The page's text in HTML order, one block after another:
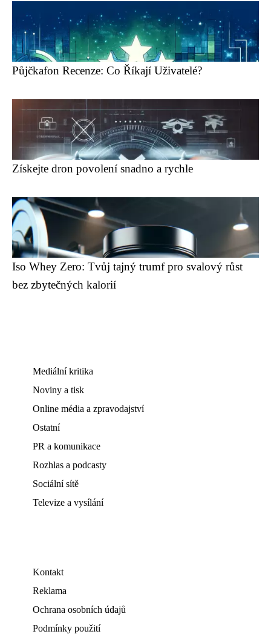
Půjčkafon Recenze: Co Říkají Uživatelé?
Získejte dron povolení snadno a rychle
Iso Whey Zero: Tvůj tajný trumf pro svalový růst
bez zbytečných kalorií
Mediální kritika
Noviny a tisk
Online média a zpravodajství
Ostatní
PR a komunikace
Rozhlas a podcasty
Sociální sítě
Televize a vysílání
Kontakt
Reklama
Ochrana osobních údajů
Podmínky použití